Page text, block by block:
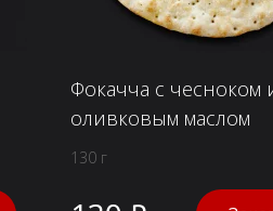
Фокачча с чесноком
оливковым маслом
130 г